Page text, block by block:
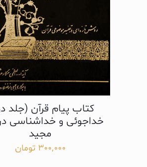
کتاب پیام قرآن (جلد
خداجوئی و خداشناسی
مجید
300,000 تومان